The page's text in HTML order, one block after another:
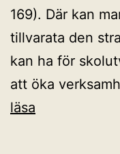
169). Där kan
tillvarata den
kan ha för
att öka
läsa